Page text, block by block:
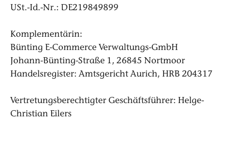
USt.-Id.-Nr.: DE219849899
Komplementärin:
Bünting E-Commerce Verwaltungs-GmbH
Johann-Bünting-Straße 1, 26845 Nortmoor
Handelsregister: Amtsgericht Aurich, HRB 204317
Vertretungsberechtigter Geschäftsführer: Helge-
Christian Eilers